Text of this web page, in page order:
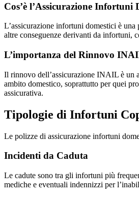
Cos’è l’Assicurazione Infortuni
L’assicurazione infortuni domestici è
altre conseguenze derivanti da infortuni,
L’importanza del Rinnovo
Il rinnovo dell’assicurazione INAIL è un
ambito domestico, soprattutto per quei
assicurativa.
Tipologie di Infortuni
Le polizze di assicurazione infortuni
Incidenti da Caduta
Le cadute sono tra gli infortuni più
mediche e eventuali indennizzi per